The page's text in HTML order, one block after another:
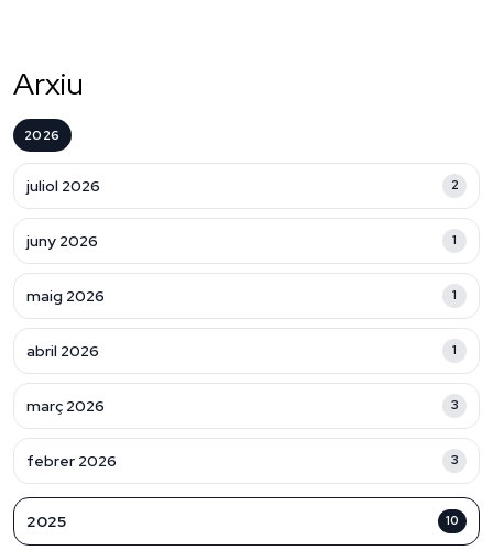
Arxiu
2026
juliol 2026 2
juny 2026 1
maig 2026 1
abril 2026 1
març 2026 3
febrer 2026 3
2025 10